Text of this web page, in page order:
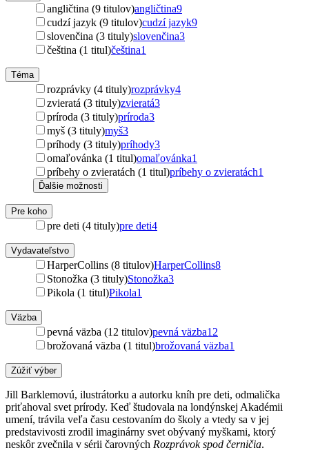
angličtina (9 titulov)angličtina9
cudzí jazyk (9 titulov)cudzí jazyk9
slovenčina (3 tituly)slovenčina3
čeština (1 titul)čeština1
Téma
rozprávky (4 tituly)rozprávky4
zvieratá (3 tituly)zvieratá3
príroda (3 tituly)príroda3
myš (3 tituly)myš3
príhody (3 tituly)príhody3
omaľovánka (1 titul)omaľovánka1
príbehy o zvieratách (1 titul)príbehy o zvieratách1
Ďalšie možnosti
Pre koho
pre deti (4 tituly)pre deti4
Vydavateľstvo
HarperCollins (8 titulov)HarperCollins8
Stonožka (3 tituly)Stonožka3
Pikola (1 titul)Pikola1
Väzba
pevná väzba (12 titulov)pevná väzba12
brožovaná väzba (1 titul)brožovaná väzba1
Zúžiť výber
Jill Barklemovú, ilustrátorku a autorku kníh pre deti, odmalička
priťahoval svet prírody. Keď študovala na londýnskej Akadémii
umení, trávila veľa času cestovaním do školy a vtedy sa v jej
predstavivosti zrodil imaginárny svet obývaný myškami, ktorý
neskôr zvečnila v sérii čarovných Rozprávok spod černičia.